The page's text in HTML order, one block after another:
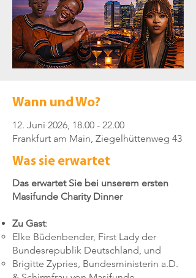
Wann und Wo?
12. Juni 2026, 18.00 - 22.00
Frankfurt am Main, Ziegelhüttenweg 43
Was sie erwartet
Das erwartet Sie bei unserem ersten
Masifunde Charity Dinner
Zu Gast:
Elke Büdenbender, First Lady der
Bundesrepublik Deutschland, und
Brigitte Zypries, Bundesministerin a.D.